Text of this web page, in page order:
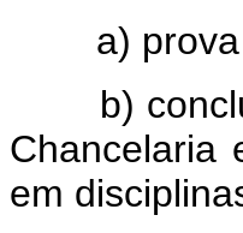
a) prova
b)
Chancelaria
em